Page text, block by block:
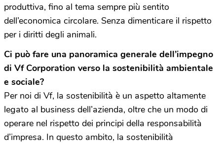
produttiva, fino al tema sempre più sentito
dell’economica circolare. Senza dimenticare il rispetto
per i diritti degli animali.
Ci può fare una panoramica generale dell’impegno
di Vf Corporation verso la sostenibilità ambientale
e sociale?
Per noi di Vf, la sostenibilità è un aspetto altamente
legato al business dell’azienda, oltre che un modo di
operare nel rispetto dei principi della responsabilità
d’impresa. In questo ambito, la sostenibilità